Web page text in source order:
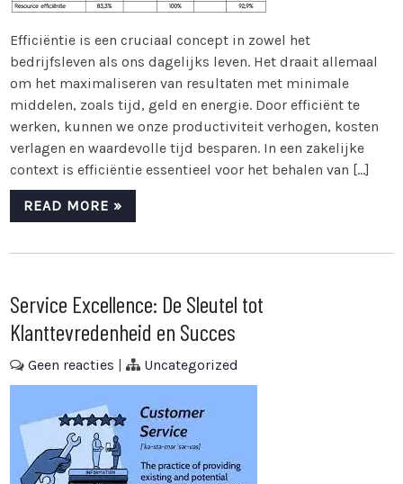
Efficiëntie is een cruciaal concept in zowel het
bedrijfsleven als ons dagelijks leven. Het draait allemaal
om het maximaliseren van resultaten met minimale
middelen, zoals tijd, geld en energie. Door efficiënt te
werken, kunnen we onze productiviteit verhogen, kosten
verlagen en waardevolle tijd besparen. In een zakelijke
context is efficiëntie essentieel voor het behalen van […]
READ MORE »
Service Excellence: De Sleutel tot
Klanttevredenheid en Succes
Geen reacties | Uncategorized